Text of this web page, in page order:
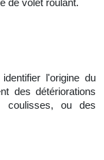
de volet roulant.
l'origine du
des détériorations
coulisses, ou des